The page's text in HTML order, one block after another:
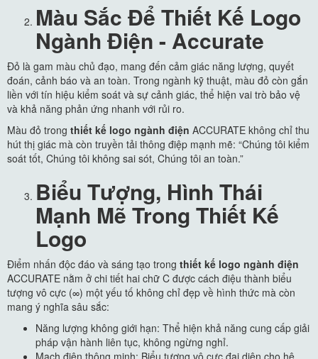
Màu Sắc Để Thiết Kế Logo
Ngành Điện - Accurate
Đỏ là gam màu chủ đạo, mang đến cảm giác năng lượng, quyết
đoán, cảnh báo và an toàn. Trong ngành kỹ thuật, màu đỏ còn gắn
liền với tín hiệu kiểm soát và sự cảnh giác, thể hiện vai trò bảo vệ
và khả năng phản ứng nhanh với rủi ro.
Màu đỏ trong thiết kế logo ngành điện ACCURATE không chỉ thu
hút thị giác mà còn truyền tải thông điệp mạnh mẽ: “Chúng tôi kiểm
soát tốt, Chúng tôi không sai sót, Chúng tôi an toàn.”
Biểu Tượng, Hình Thái
Mạnh Mẽ Trong Thiết Kế
Logo
Điểm nhấn độc đáo và sáng tạo trong thiết kế logo ngành điện
ACCURATE nằm ở chi tiết hai chữ C được cách điệu thành biểu
tượng vô cực (∞) một yếu tố không chỉ đẹp về hình thức mà còn
mang ý nghĩa sâu sắc:
Năng lượng không giới hạn: Thể hiện khả năng cung cấp giải
pháp vận hành liên tục, không ngừng nghỉ.
Mạch điện thông minh: Biểu tượng vô cực đại diện cho hệ